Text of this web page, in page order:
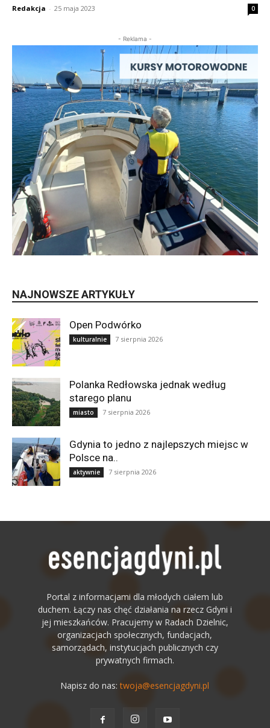
Redakcja - 25 maja 2023 0
- Reklama -
NAJNOWSZE ARTYKUŁY
Open Podwórko
kulturalnie 7 sierpnia 2026
Polanka Redłowska jednak według
starego planu
miasto 7 sierpnia 2026
Gdynia to jedno z najlepszych miejsc w
Polsce na..
aktywnie 7 sierpnia 2026
Portal z informacjami dla młodych ciałem lub
duchem. Łączy nas chęć działania na rzecz Gdyni i
jej mieszkańców. Pracujemy w Radach Dzielnic,
organizacjach społecznych, fundacjach,
samorządach, instytucjach publicznych czy
prywatnych firmach.
Napisz do nas:twoja@esencjagdyni.pl